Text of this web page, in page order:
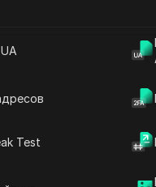
Test
Открыть в
Задайте
Открыть в
Copy Link